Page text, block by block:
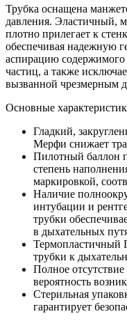
Трубка оснащена
давления. Эластичный,
плотно прилегает к
обеспечивая надежную
аспирацию
частиц, а также
вызванной чрезмерным
Основные
Гладкий,
Мерфи снижает
Пилотный баллон
степень
маркировкой,
Наличие
интубации и
трубки
в дыхательных
Термопластичный
трубки к
Полное отсутствие
вероятность
Стерильная
гарантирует